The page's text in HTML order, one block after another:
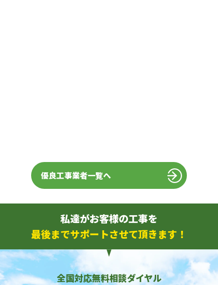
優良工事業者一覧へ
私達がお客様の工事を
最後までサポートさせて頂きます！
全国対応無料相談ダイヤル